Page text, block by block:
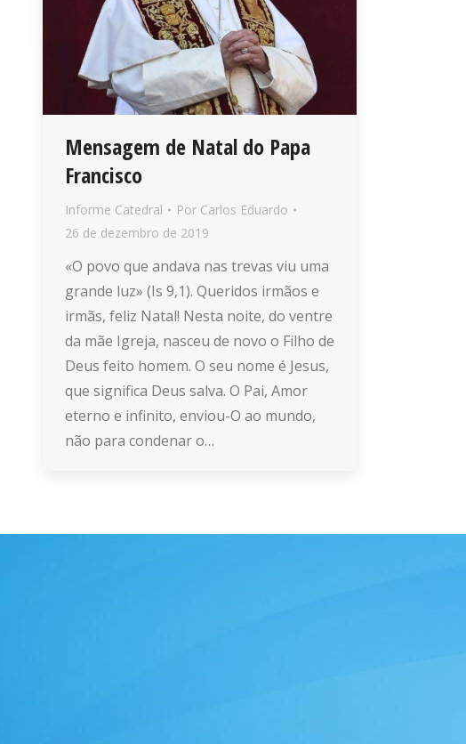
Mensagem de Natal do Papa
Francisco
Informe Catedral Por Carlos Eduardo
26 de dezembro de 2019
«O povo que andava nas trevas viu uma
grande luz» (Is 9,1). Queridos irmãos e
irmãs, feliz Natal! Nesta noite, do ventre
da mãe Igreja, nasceu de novo o Filho de
Deus feito homem. O seu nome é Jesus,
que significa Deus salva. O Pai, Amor
eterno e infinito, enviou-O ao mundo,
não para condenar o…